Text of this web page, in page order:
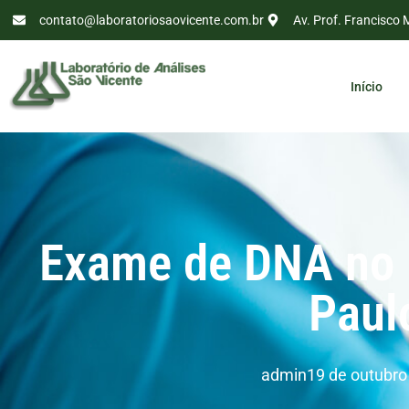
contato@laboratoriosaovicente.com.br Av. Prof. Francisco
Início
Exame de DNA
admin19 de